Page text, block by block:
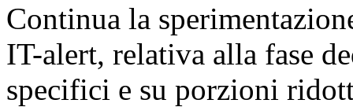
Continua la
IT-alert, relativa alla fase
specifici e su porzioni